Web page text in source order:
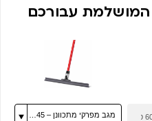
עבורכם